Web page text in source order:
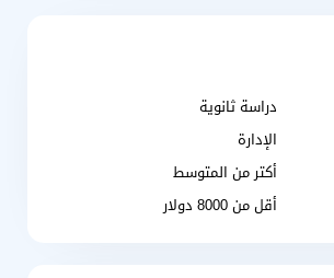
دراسة ثانوية
الإدارة
أكتر من المتوسط
أقل من 8000 دولار